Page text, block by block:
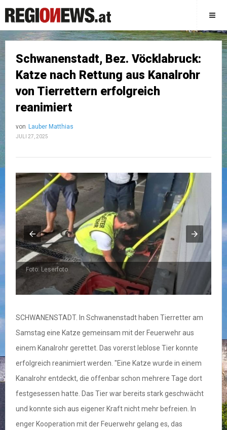
Schwanenstadt, Bez. Vöcklabruck:
Katze nach Rettung aus Kanalrohr
von Tierrettern erfolgreich
reanimiert
von Lauber Matthias
JULI 27, 2025
Foto: Leserfoto
SCHWANENSTADT. In Schwanenstadt haben Tierretter am
Samstag eine Katze gemeinsam mit der Feuerwehr aus
einem Kanalrohr gerettet. Das vorerst leblose Tier konnte
erfolgreich reanimiert werden. "Eine Katze wurde in einem
Kanalrohr entdeckt, die offenbar schon mehrere Tage dort
festgesessen hatte. Das Tier war bereits stark geschwächt
und konnte sich aus eigener Kraft nicht mehr befreien. In
enger Kooperation mit der Feuerwehr gelang es, das